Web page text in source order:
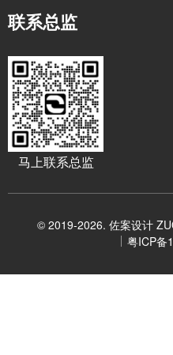
联系总监
马上联系总监
© 2019-2026. 佐案设计
粤ICP备